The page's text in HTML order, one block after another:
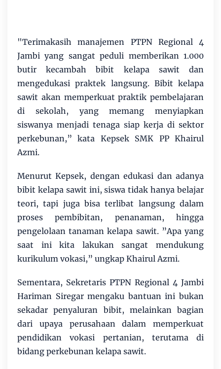
"Terimakasih manajemen PTPN Regional 4
Jambi yang sangat peduli memberikan 1.000
butir kecambah bibit kelapa sawit dan
mengedukasi praktek langsung. Bibit kelapa
sawit akan memperkuat praktik pembelajaran
di sekolah, yang memang menyiapkan
siswanya menjadi tenaga siap kerja di sektor
perkebunan,” kata Kepsek SMK PP Khairul
Azmi.
Menurut Kepsek, dengan edukasi dan adanya
bibit kelapa sawit ini, siswa tidak hanya belajar
teori, tapi juga bisa terlibat langsung dalam
proses pembibitan, penanaman, hingga
pengelolaan tanaman kelapa sawit. ”Apa yang
saat ini kita lakukan sangat mendukung
kurikulum vokasi,” ungkap Khairul Azmi.
Sementara, Sekretaris PTPN Regional 4 Jambi
Hariman Siregar mengaku bantuan ini bukan
sekadar penyaluran bibit, melainkan bagian
dari upaya perusahaan dalam memperkuat
pendidikan vokasi pertanian, terutama di
bidang perkebunan kelapa sawit.